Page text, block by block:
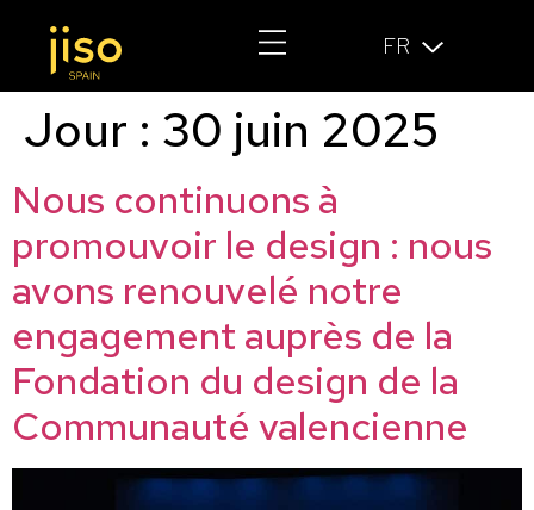
FR
Jour : 30 juin 2025
Nous continuons à
promouvoir le design : nous
avons renouvelé notre
engagement auprès de la
Fondation du design de la
Communauté valencienne